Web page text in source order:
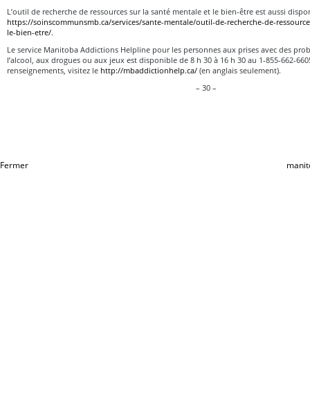
L’outil de recherche de ressources sur la santé mentale et le bien-être est aussi
https://soinscommunsmb.ca/services/sante-mentale/outil-de-recherche-de-
le-bien-etre/.
Le service Manitoba Addictions Helpline pour les personnes aux prises avec des
l’alcool, aux drogues ou aux jeux est disponible de 8 h 30 à 16 h 30 au 1-855-662-
renseignements, visitez le http://mbaddictionhelp.ca/ (en anglais seulement).
– 30 –
Fermer